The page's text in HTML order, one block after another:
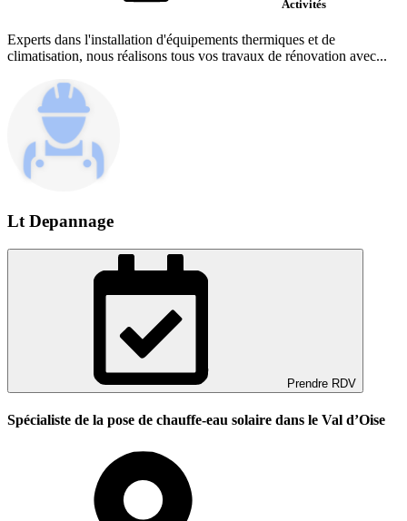
Activités
Experts dans l'installation d'équipements thermiques et de
climatisation, nous réalisons tous vos travaux de rénovation avec...
Lt Depannage
Prendre RDV
Spécialiste de la pose de chauffe-eau solaire dans le Val d’Oise